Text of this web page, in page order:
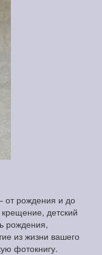
от рождения и до
детский
рождения,
из жизни вашего
фотокнигу.